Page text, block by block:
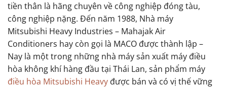
tiền thân là hãng chuyên về công nghiệp đóng tàu,
công nghiệp nặng. Đến năm 1988, Nhà máy
Mitsubishi Heavy Industries – Mahajak Air
Conditioners hay còn gọi là MACO được thành lập –
Nay là một trong những nhà máy sản xuất máy điều
hòa không khí hàng đầu tại Thái Lan, sản phẩm máy
điều hòa Mitsubishi Heavy được bán và có vị thế vững